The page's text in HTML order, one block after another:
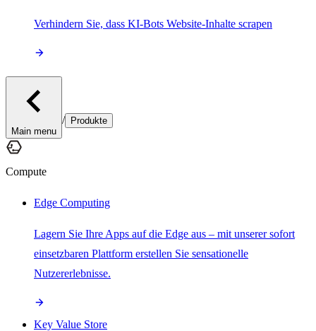
Verhindern Sie, dass KI-Bots Website-Inhalte scrapen
Main menu
/ Produkte
Compute
Edge Computing
Lagern Sie Ihre Apps auf die Edge aus – mit unserer sofort
einsetzbaren Plattform erstellen Sie sensationelle
Nutzererlebnisse.
Key Value Store